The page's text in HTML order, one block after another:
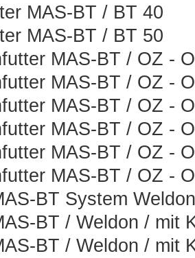
MAS-BT / BT 40
MAS-BT / BT 50
MAS-BT / OZ -
MAS-BT / OZ -
MAS-BT / OZ -
MAS-BT / OZ -
MAS-BT / OZ -
MAS-BT / OZ -
BT System
BT / Weldon / mit
BT / Weldon / mit